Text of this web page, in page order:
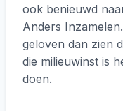
ook benieuwd
Anders
geloven dan zien
die milieuwinst is
doen.